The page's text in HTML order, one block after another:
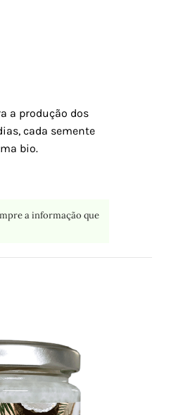
a produção dos
cada semente
bio.
a informação que